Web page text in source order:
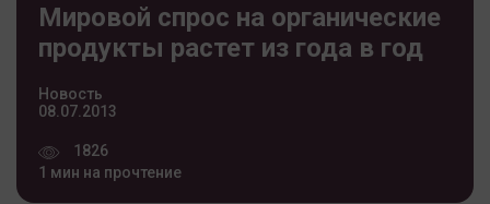
Мировой спрос на органические
продукты растет из года в год
Новость
08.07.2013
1826
1 мин на прочтение